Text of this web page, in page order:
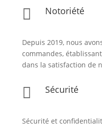
 Notoriété
Depuis 2019, nous
commandes,
dans la satisfaction de
 Sécurité
Sécurité et